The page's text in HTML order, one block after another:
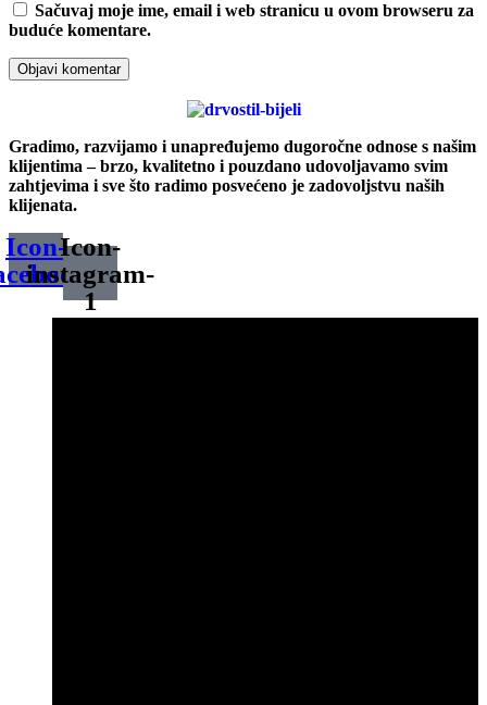
Sačuvaj moje ime, email i web stranicu u ovom browseru za
buduće komentare.
Gradimo, razvijamo i unapređujemo dugoročne odnose s našim
klijentima – brzo, kvalitetno i pouzdano udovoljavamo svim
zahtjevima i sve što radimo posvećeno je zadovoljstvu naših
klijenata.
Icon-Icon-
instagram-
1